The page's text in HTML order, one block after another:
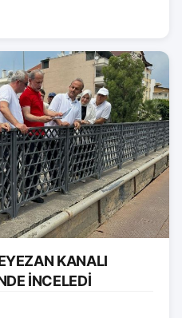
KANALI
İNCELEDİ